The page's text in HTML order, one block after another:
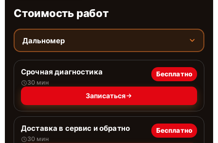
Стоимость работ
Дальномер
Срочная диагностика
30 мин
Бесплатно
Записаться
Доставка в сервис и обратно
30 мин
Бесплатно